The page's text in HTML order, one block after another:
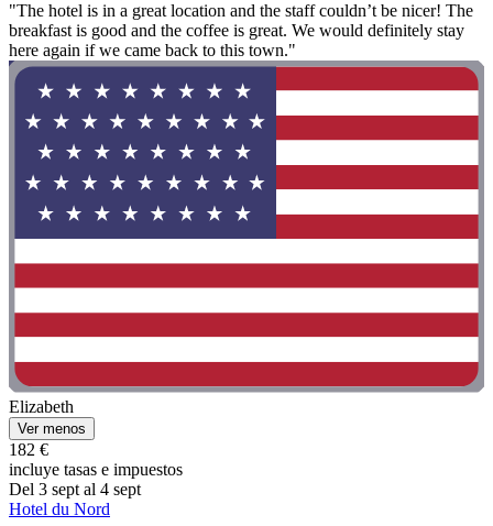
"The hotel is in a great location and the staff couldn’t be nicer! The
breakfast is good and the coffee is great. We would definitely stay
here again if we came back to this town."
Elizabeth
Ver menos
182 €
incluye tasas e impuestos
Del 3 sept al 4 sept
Hotel du Nord